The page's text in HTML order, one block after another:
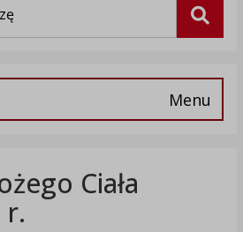
Menu
Ciała
r.